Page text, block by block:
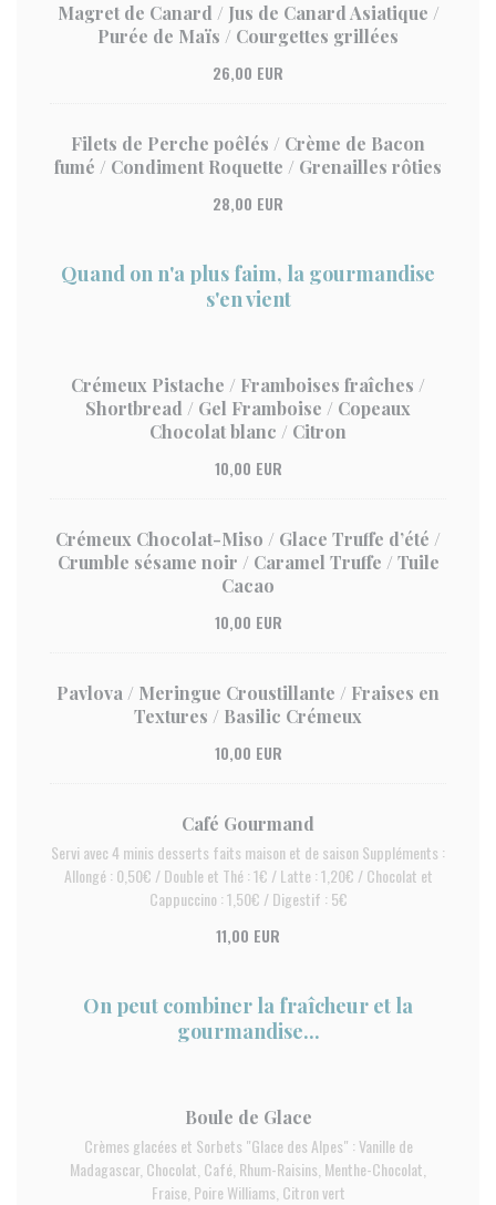
Magret de Canard / Jus de Canard Asiatique /
Purée de Maïs / Courgettes grillées
26,00 EUR
Filets de Perche poêlés / Crème de Bacon
fumé / Condiment Roquette / Grenailles rôties
28,00 EUR
Quand on n'a plus faim, la gourmandise
s'en vient
Crémeux Pistache / Framboises fraîches /
Shortbread / Gel Framboise / Copeaux
Chocolat blanc / Citron
10,00 EUR
Crémeux Chocolat-Miso / Glace Truffe d’été /
Crumble sésame noir / Caramel Truffe / Tuile
Cacao
10,00 EUR
Pavlova / Meringue Croustillante / Fraises en
Textures / Basilic Crémeux
10,00 EUR
Café Gourmand
Servi avec 4 minis desserts faits maison et de saison Suppléments :
Allongé : 0,50€ / Double et Thé : 1€ / Latte : 1,20€ / Chocolat et
Cappuccino : 1,50€ / Digestif : 5€
11,00 EUR
On peut combiner la fraîcheur et la
gourmandise...
Boule de Glace
Crèmes glacées et Sorbets "Glace des Alpes" : Vanille de
Madagascar, Chocolat, Café, Rhum-Raisins, Menthe-Chocolat,
Fraise, Poire Williams, Citron vert